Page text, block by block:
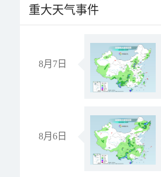
重大天气事件
8月7日
8月6日